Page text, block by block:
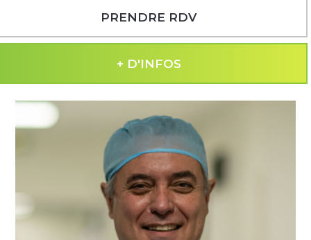
PRENDRE RDV
+ D'INFOS